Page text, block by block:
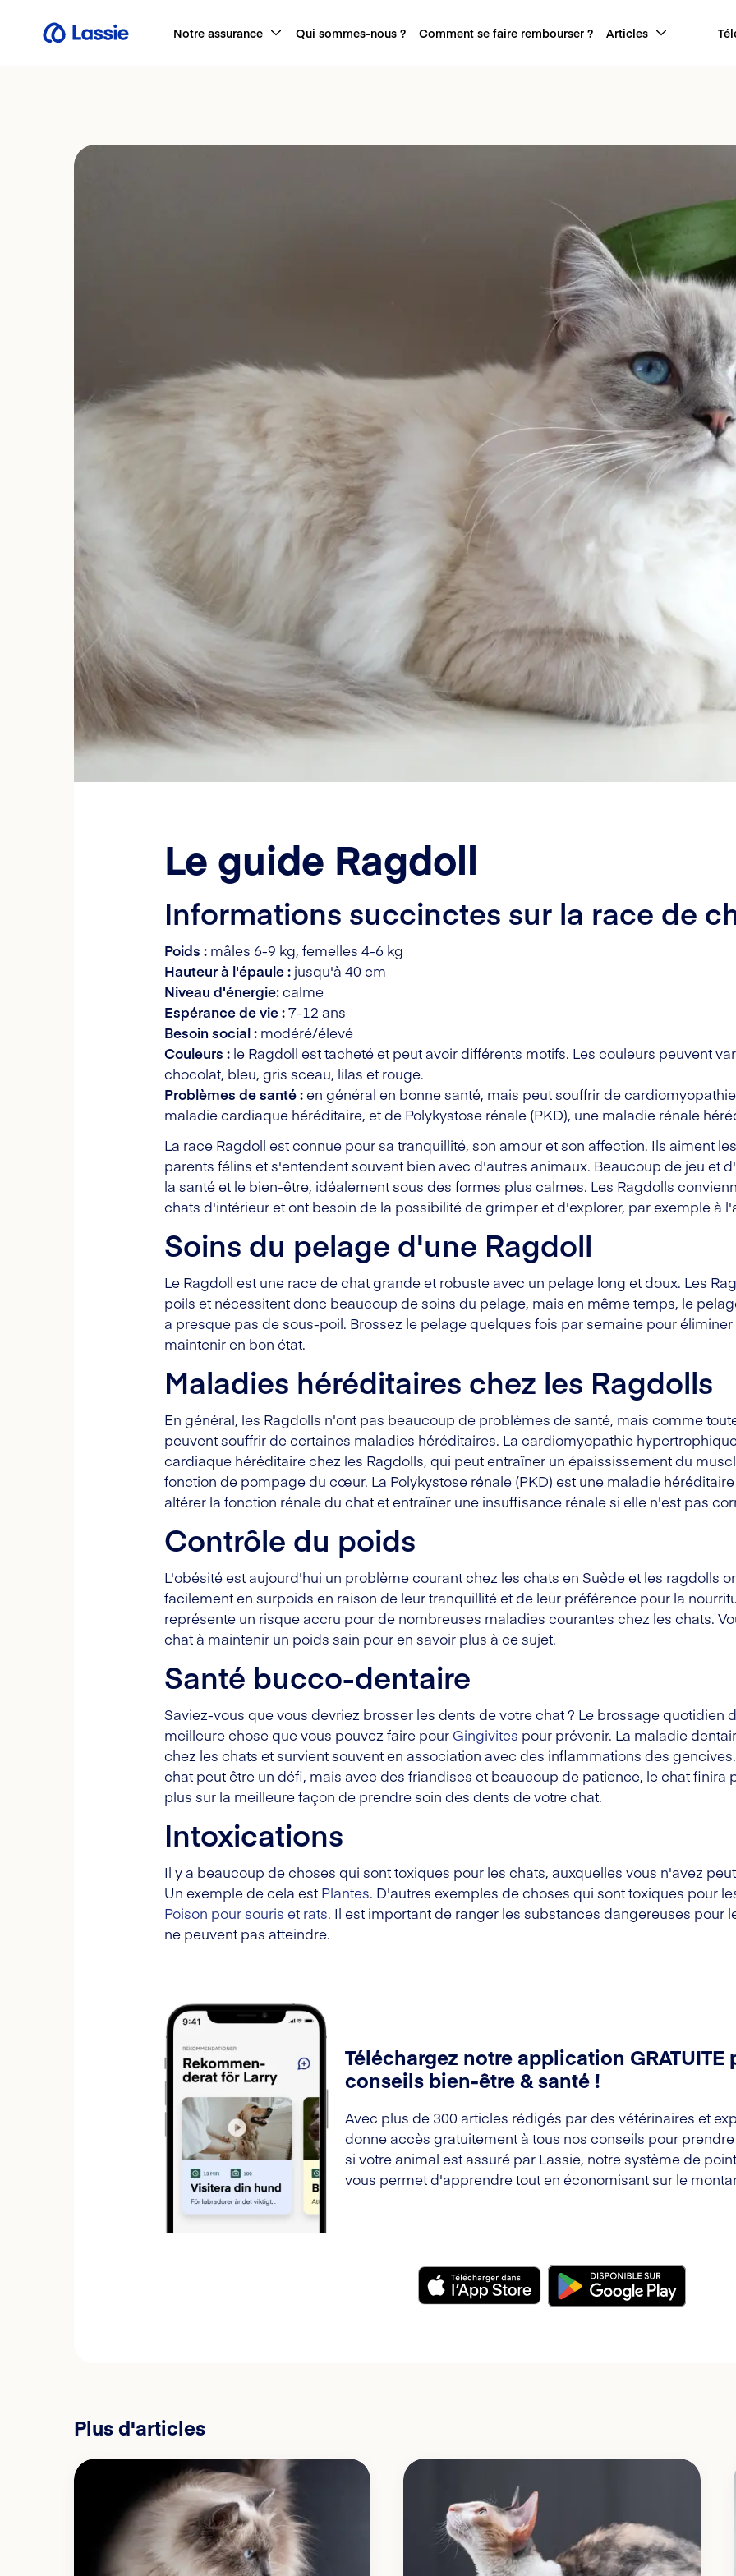
Notre assurance Qui sommes-nous ? Comment se faire rembourser ? Articles
Le guide Ragdoll
Informations succinctes sur la race de
Poids : mâles 6-9 kg, femelles 4-6 kg
Hauteur à l'épaule : jusqu'à 40 cm
Niveau d'énergie:calme
Espérance de vie :7-12 ans
Besoin social : modéré/élevé
Couleurs : le Ragdoll est tacheté et peut avoir différents motifs. Les couleurs peuvent
chocolat, bleu, gris sceau, lilas et rouge.
Problèmes de santé :en général en bonne santé, mais peut souffrir de
maladie cardiaque héréditaire, et de Polykystose rénale (PKD), une maladie rénale
La race Ragdoll est connue pour sa tranquillité, son amour et son affection. Ils aiment
parents félins et s'entendent souvent bien avec d'autres animaux. Beaucoup de jeu et
la santé et le bien-être, idéalement sous des formes plus calmes. Les Ragdolls
chats d'intérieur et ont besoin de la possibilité de grimper et d'explorer, par exemple à
Soins du pelage d'une Ragdoll
Le Ragdoll est une race de chat grande et robuste avec un pelage long et doux. Les
poils et nécessitent donc beaucoup de soins du pelage, mais en même temps, le
a presque pas de sous-poil. Brossez le pelage quelques fois par semaine pour
maintenir en bon état.
Maladies héréditaires chez les Ragdolls
En général, les Ragdolls n'ont pas beaucoup de problèmes de santé, mais comme
peuvent souffrir de certaines maladies héréditaires. La cardiomyopathie
cardiaque héréditaire chez les Ragdolls, qui peut entraîner un épaississement du
fonction de pompage du cœur. La Polykystose rénale (PKD) est une maladie
altérer la fonction rénale du chat et entraîner une insuffisance rénale si elle n'est pas
Contrôle du poids
L'obésité est aujourd'hui un problème courant chez les chats en Suède et les ragdolls
facilement en surpoids en raison de leur tranquillité et de leur préférence pour la
représente un risque accru pour de nombreuses maladies courantes chez les chats.
chat à maintenir un poids sain pour en savoir plus à ce sujet.
Santé bucco-dentaire
Saviez-vous que vous devriez brosser les dents de votre chat ? Le brossage quotidien
meilleure chose que vous pouvez faire pour Gingivites pour prévenir. La maladie
chez les chats et survient souvent en association avec des inflammations des
chat peut être un défi, mais avec des friandises et beaucoup de patience, le chat finira
plus sur la meilleure façon de prendre soin des dents de votre chat.
Intoxications
Il y a beaucoup de choses qui sont toxiques pour les chats, auxquelles vous n'avez
Un exemple de cela est Plantes. D'autres exemples de choses qui sont toxiques pour
Poison pour souris et rats. Il est important de ranger les substances dangereuses pour
ne peuvent pas atteindre.
Téléchargez notre application
conseils bien-être & santé !
Avec plus de 300 articles rédigés par des vétérinaires et
donne accès gratuitement à tous nos conseils pour
si votre animal est assuré par Lassie, notre système de
vous permet d'apprendre tout en économisant sur le
Plus d'articles